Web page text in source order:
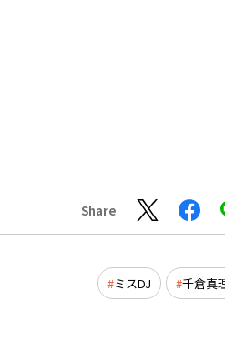
Share
ミスDJ 千倉真